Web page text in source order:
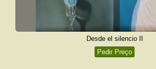
Desde el silencio II
Pedir Preço